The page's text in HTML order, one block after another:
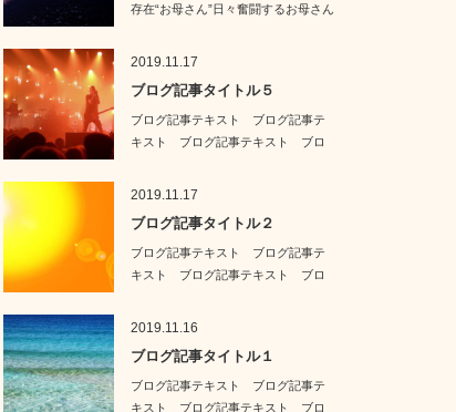
存在“お母さん”日々奮闘するお母さん
2019.11.17
ブログ記事タイトル５
ブログ記事テキスト ブログ記事テ
キスト ブログ記事テキスト ブロ
2019.11.17
ブログ記事タイトル２
ブログ記事テキスト ブログ記事テ
キスト ブログ記事テキスト ブロ
2019.11.16
ブログ記事タイトル１
ブログ記事テキスト ブログ記事テ
キスト ブログ記事テキスト ブロ